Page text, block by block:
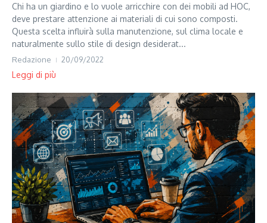
Chi ha un giardino e lo vuole arricchire con dei mobili ad HOC,
deve prestare attenzione ai materiali di cui sono composti.
Questa scelta influirà sulla manutenzione, sul clima locale e
naturalmente sullo stile di design desiderat...
Redazione 20/09/2022
Leggi di più